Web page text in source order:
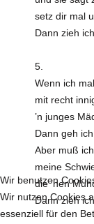
setz dir mal
Dann zieh
5.
Wenn ich
mit recht
’n junges
Dann geh
Aber muß
meine
die ’nen
Dann zieh
Wir benutzen
Wir nutzen Cookies
essenziell für den